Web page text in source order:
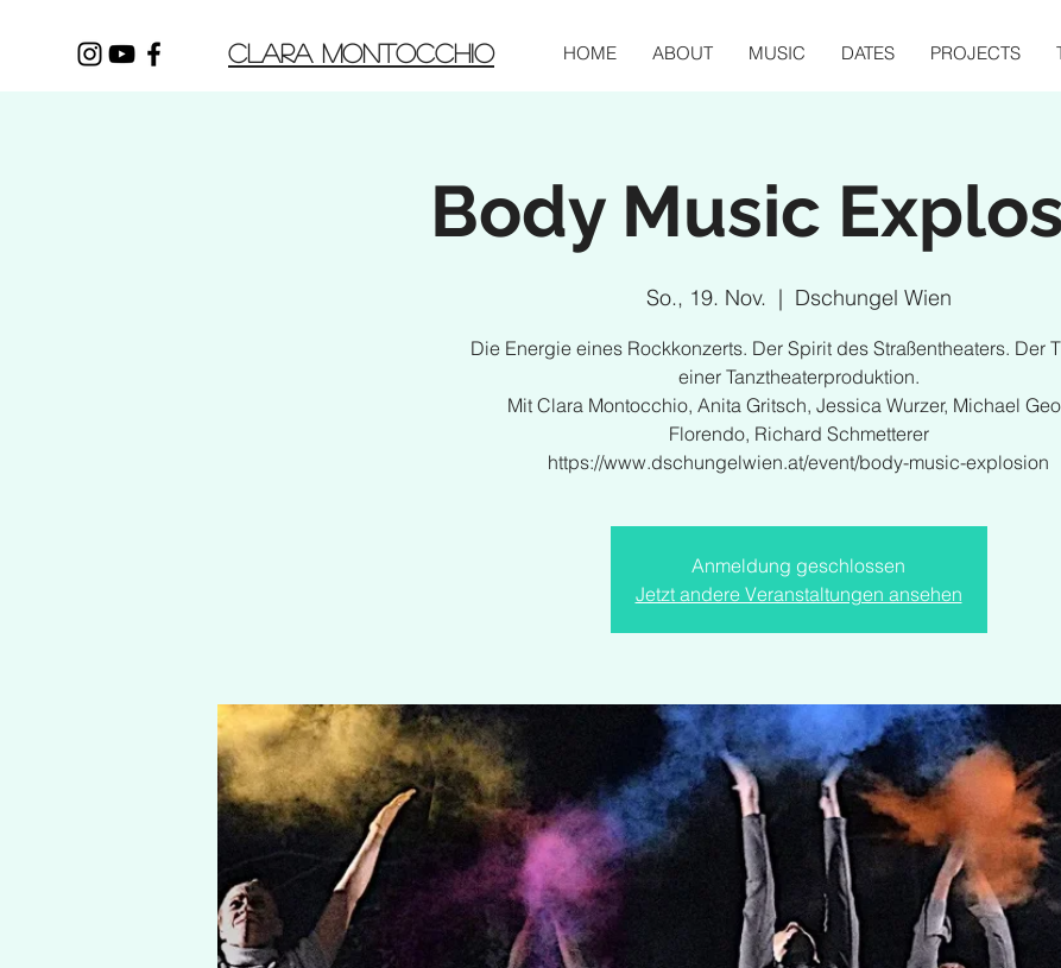
HOME ABOUT MUSIC DATES PROJECTS
CLARA MONTOCCHIO
Body Music
So., 19. Nov.
  |
Dschungel Wien
Die Energie eines Rockkonzerts. Der Spirit des Straßentheaters. Der
einer Tanztheaterproduktion.
Mit Clara Montocchio, Anita Gritsch, Jessica Wurzer, Michael
Florendo, Richard Schmetterer
https://www.dschungelwien.at/event/body-music-explosion
Anmeldung geschlossen
Jetzt andere Veranstaltungen ansehen